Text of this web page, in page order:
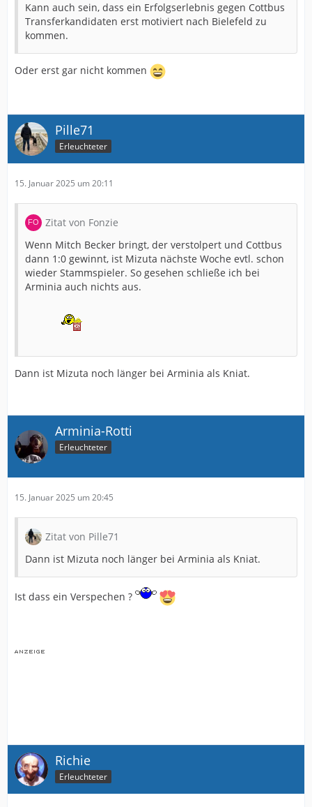
Kann auch sein, dass ein Erfolgserlebnis gegen Cottbus
Transferkandidaten erst motiviert nach Bielefeld zu
kommen.
Oder erst gar nicht kommen
Pille71
Erleuchteter
15. Januar 2025 um 20:11
Zitat von Fonzie
Wenn Mitch Becker bringt, der verstolpert und Cottbus
dann 1:0 gewinnt, ist Mizuta nächste Woche evtl. schon
wieder Stammspieler. So gesehen schließe ich bei
Arminia auch nichts aus.
Dann ist Mizuta noch länger bei Arminia als Kniat.
Arminia-Rotti
Erleuchteter
15. Januar 2025 um 20:45
Zitat von Pille71
Dann ist Mizuta noch länger bei Arminia als Kniat.
Ist dass ein Verspechen ?
Richie
Erleuchteter